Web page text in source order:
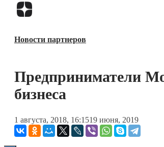
Финансы
Блокчейн
Технологии
Книги
Новости партнеров
Предприниматели
бизнеса
1 августа, 2018, 16:1519 июня, 2019